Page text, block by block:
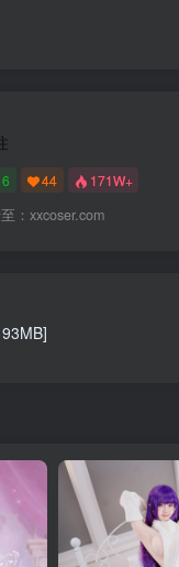
6 44 171W+
：xxcoser.com